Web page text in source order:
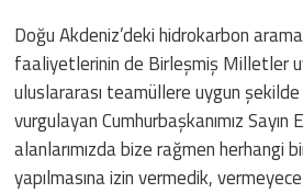
Doğu Akdeniz’deki hidrokarbon
faaliyetlerinin de Birleşmiş Milletler
uluslararası teamüllere uygun
vurgulayan Cumhurbaşkanımız Sayın
alanlarımızda bize rağmen herhangi
yapılmasına izin vermedik,